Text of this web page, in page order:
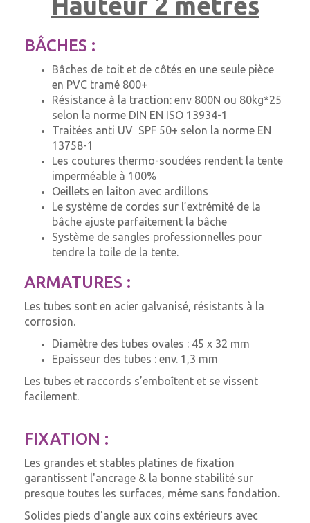
BÂCHES :
Bâches de toit et de côtés en une seule pièce
en PVC tramé 800+
Résistance à la traction: env 800N ou 80kg*25
selon la norme DIN EN ISO 13934-1
Traitées anti UV SPF 50+ selon la norme EN
13758-1
Les coutures thermo-soudées rendent la tente
imperméable à 100%
Oeillets en laiton avec ardillons
Le système de cordes sur l’extrémité de la
bâche ajuste parfaitement la bâche
Système de sangles professionnelles pour
tendre la toile de la tente.
ARMATURES :
Les tubes sont en acier galvanisé, résistants à la
corrosion.
Diamètre des tubes ovales : 45 x 32 mm
Epaisseur des tubes : env. 1,3 mm
Les tubes et raccords s’emboîtent et se vissent
facilement.
FIXATION :
Les grandes et stables platines de fixation
garantissent l'ancrage & la bonne stabilité sur
presque toutes les surfaces, même sans fondation.
Solides pieds d'angle aux coins extérieurs avec